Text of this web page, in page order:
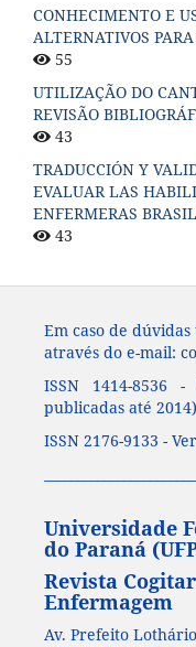
CONHECIMENTO E
ALTERNATIVOS
55
UTILIZAÇÃO DO
REVISÃO
43
TRADUCCIÓN Y
EVALUAR LAS
ENFERMERAS
43
Em caso de
através do e-mail:
ISSN 1414-8536
publicadas até 2014)
ISSN 2176-9133 -
Universidade
do Paraná
Revista
Enfermagem
Av. Prefeito